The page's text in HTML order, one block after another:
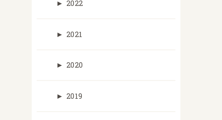
► 2022
► 2021
► 2020
► 2019